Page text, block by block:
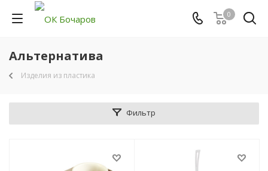
0
Альтернатива
Изделия из пластика
Фильтр